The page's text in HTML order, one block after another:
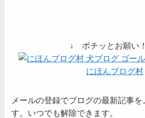
↓ ポチッとお願い
にほんブログ村
メールの登録でブログの最新記事
す。いつでも解除できます。